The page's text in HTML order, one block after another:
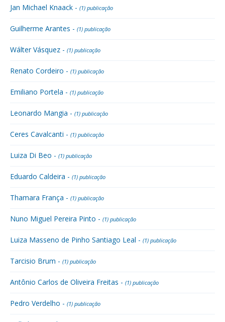
Jan Michael Knaack - (1) publicação
Guilherme Arantes - (1) publicação
Wálter Vásquez - (1) publicação
Renato Cordeiro - (1) publicação
Emiliano Portela - (1) publicação
Leonardo Mangia - (1) publicação
Ceres Cavalcanti - (1) publicação
Luiza Di Beo - (1) publicação
Eduardo Caldeira - (1) publicação
Thamara França - (1) publicação
Nuno Miguel Pereira Pinto - (1) publicação
Luiza Masseno de Pinho Santiago Leal - (1) publicação
Tarcisio Brum - (1) publicação
Antônio Carlos de Oliveira Freitas - (1) publicação
Pedro Verdelho - (1) publicação